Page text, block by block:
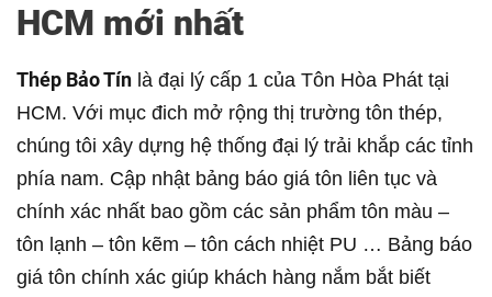
HCM mới nhất
Thép Bảo Tín là đại lý cấp 1 của Tôn Hòa Phát tại
HCM. Với mục đich mở rộng thị trường tôn thép,
chúng tôi xây dựng hệ thống đại lý trải khắp các tỉnh
phía nam. Cập nhật bảng báo giá tôn liên tục và
chính xác nhất bao gồm các sản phẩm tôn màu –
tôn lạnh – tôn kẽm – tôn cách nhiệt PU … Bảng báo
giá tôn chính xác giúp khách hàng nắm bắt biết